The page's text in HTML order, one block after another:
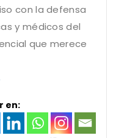
con la defensa
y médicos del
que merece
en: